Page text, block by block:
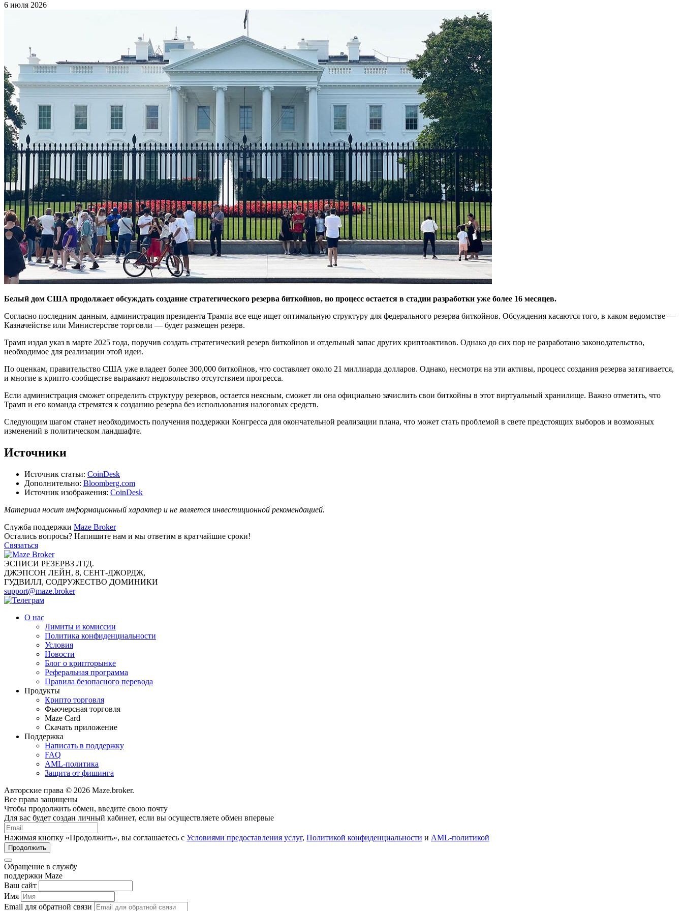
6 июля 2026
Белый дом США продолжает обсуждать создание стратегического резерва биткойнов, но процесс остается в стадии разработки уже более 16 месяцев.
Согласно последним данным, администрация президента Трампа все еще ищет оптимальную структуру для федерального резерва биткойнов. Обсуждения касаются того, в каком ведомстве —
Казначействе или Министерстве торговли — будет размещен резерв.
Трамп издал указ в марте 2025 года, поручив создать стратегический резерв биткойнов и отдельный запас других криптоактивов. Однако до сих пор не разработано законодательство,
необходимое для реализации этой идеи.
По оценкам, правительство США уже владеет более 300,000 биткойнов, что составляет около 21 миллиарда долларов. Однако, несмотря на эти активы, процесс создания резерва затягивается,
и многие в крипто-сообществе выражают недовольство отсутствием прогресса.
Если администрация сможет определить структуру резервов, остается неясным, сможет ли она официально зачислить свои биткойны в этот виртуальный хранилище. Важно отметить, что
Трамп и его команда стремятся к созданию резерва без использования налоговых средств.
Следующим шагом станет необходимость получения поддержки Конгресса для окончательной реализации плана, что может стать проблемой в свете предстоящих выборов и возможных
изменений в политическом ландшафте.
Источники
Источник статьи: CoinDesk
Дополнительно: Bloomberg.com
Источник изображения: CoinDesk
Материал носит информационный характер и не является инвестиционной рекомендацией.
Служба поддержки Maze Broker
Остались вопросы? Напишите нам и мы ответим в кратчайшие сроки!
Связаться
ЭСПИСИ РЕЗЕРВЗ ЛТД.
ДЖЭПСОН ЛЕЙН, 8, СЕНТ-ДЖОРДЖ,
ГУДВИЛЛ, СОДРУЖЕСТВО ДОМИНИКИ
support@maze.broker
О нас
Лимиты и комиссии
Политика конфиденциальности
Условия
Новости
Блог о крипторынке
Реферальная программа
Правила безопасного перевода
Продукты
Крипто торговля
Фьючерсная торговля
Maze Card
Скачать приложение
Поддержка
Написать в поддержку
FAQ
AML-политика
Защита от фишинга
Авторские права © 2026 Maze.broker.
Все права защищены
Чтобы продолжить обмен, введите свою почту
Для вас будет создан личный кабинет, если вы осуществляете обмен впервые
Нажимая кнопку «Продолжить», вы соглашаетесь с Условиями предоставления услуг, Политикой конфиденциальности и AML-политикой
Продолжить
Обращение в службу
поддержки Maze
Ваш сайт
Имя
Email для обратной связи